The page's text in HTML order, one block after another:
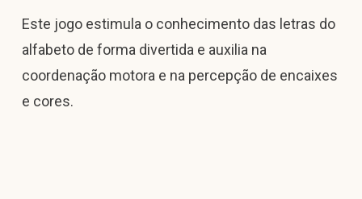
Este jogo estimula o conhecimento das letras do
alfabeto de forma divertida e auxilia na
coordenação motora e na percepção de encaixes
e cores.